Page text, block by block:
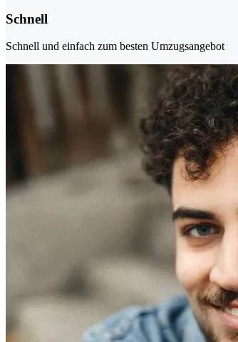
Schnell
Schnell und einfach zum besten Umzugsangebot